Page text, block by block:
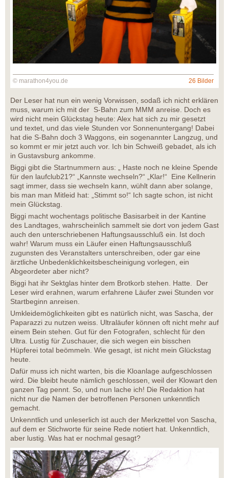
© marathon4you.de 26 Bilder
Der Leser hat nun ein wenig Vorwissen, sodaß ich nicht erklären
muss, warum ich mit der S-Bahn zum MMM anreise. Doch es
wird nicht mein Glückstag heute: Alex hat sich zu mir gesetzt
und textet, und das viele Stunden vor Sonnenuntergang! Dabei
hat die S-Bahn doch 3 Waggons, ein sogenannter Langzug, und
so kommt er mir jetzt auch vor. Ich bin Schweiß gebadet, als ich
in Gustavsburg ankomme.
Biggi gibt die Startnummern aus: „ Haste noch ne kleine Spende
für den laufclub21?“ „Kannste wechseln?“ „Klar!“ Eine Kellnerin
sagt immer, dass sie wechseln kann, wühlt dann aber solange,
bis man man Mitleid hat: „Stimmt so!“ Ich sagte schon, ist nicht
mein Glückstag.
Biggi macht wochentags politische Basisarbeit in der Kantine
des Landtages, wahrscheinlich sammelt sie dort von jedem Gast
auch den unterschriebenen Haftungsausschluß ein. Ist doch
wahr! Warum muss ein Läufer einen Haftungsausschluß
zugunsten des Veranstalters unterschreiben, oder gar eine
ärztliche Unbedenklichkeitsbescheinigung vorlegen, ein
Abgeordeter aber nicht?
Biggi hat ihr Sektglas hinter dem Brotkorb stehen. Hatte. Der
Leser wird erahnen, warum erfahrene Läufer zwei Stunden vor
Startbeginn anreisen.
Umkleidemöglichkeiten gibt es natürlich nicht, was Sascha, der
Paparazzi zu nutzen weiss. Ultraläufer können oft nicht mehr auf
einem Bein stehen. Gut für den Fotografen, schlecht für den
Ultra. Lustig für Zuschauer, die sich wegen ein bisschen
Hüpferei total beömmeln. Wie gesagt, ist nicht mein Glückstag
heute.
Dafür muss ich nicht warten, bis die Kloanlage aufgeschlossen
wird. Die bleibt heute nämlich geschlossen, weil der Klowart den
ganzen Tag pennt. So, und nun lache ich! Die Redaktion hat
nicht nur die Namen der betroffenen Personen unkenntlich
gemacht.
Unkenntlich und unleserlich ist auch der Merkzettel von Sascha,
auf dem er Stichworte für seine Rede notiert hat. Unkenntlich,
aber lustig. Was hat er nochmal gesagt?